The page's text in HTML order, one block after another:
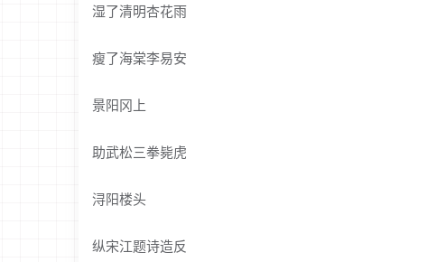
湿了清明杏花雨
瘦了海棠李易安
景阳冈上
助武松三拳毙虎
浔阳楼头
纵宋江题诗造反